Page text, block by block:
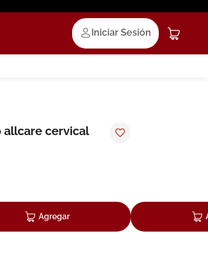
Iniciar Sesión
allcare cervical
Agregar